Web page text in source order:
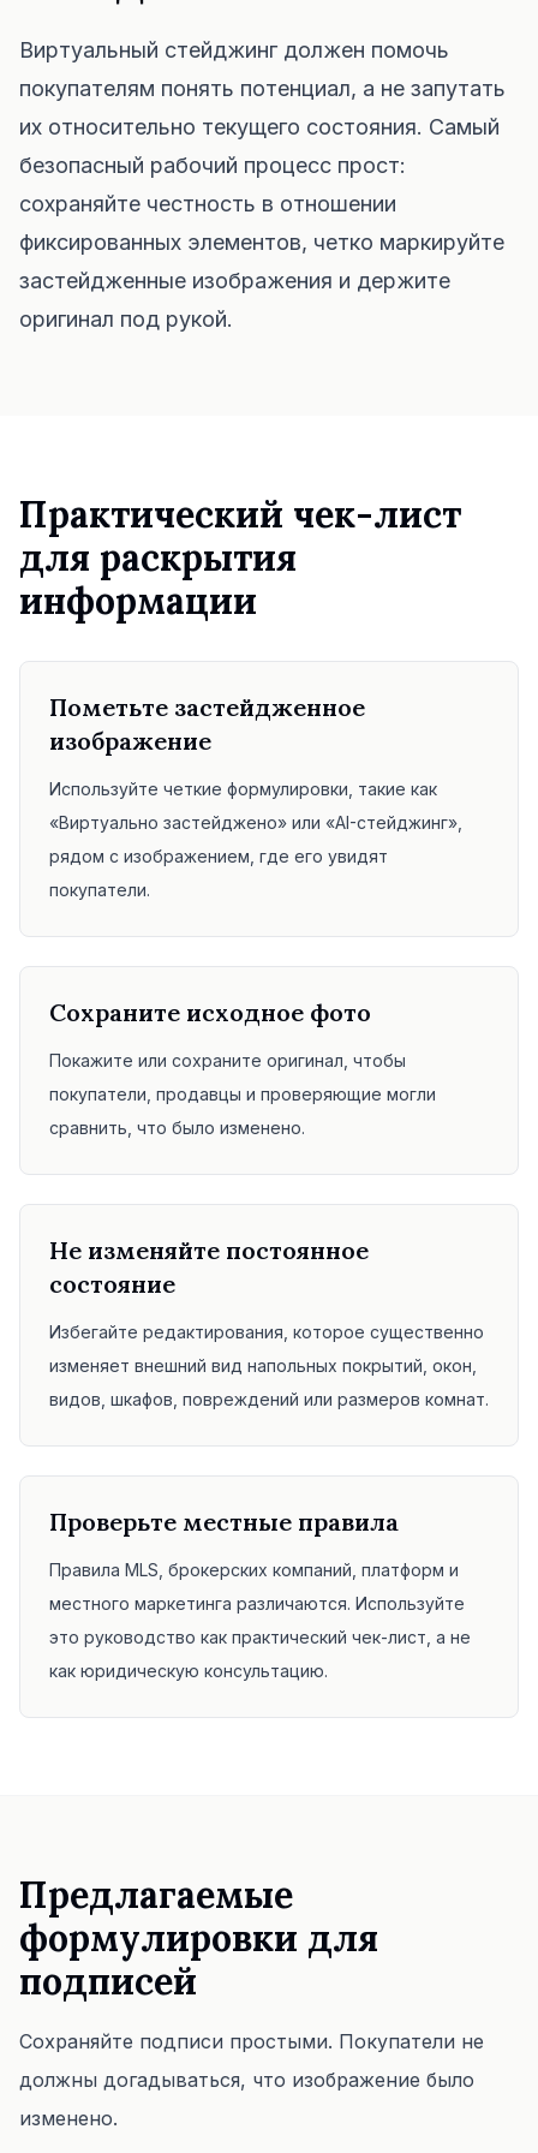
Проверьте проходы перед покупкой дивана или стола.
Маленькие пространства
Тарифы
Pro
🇷🇺Русский
Виртуальный стейджинг должен помочь
покупателям понять потенциал, а не запутать
их относительно текущего состояния. Самый
безопасный рабочий процесс прост:
сохраняйте честность в отношении
фиксированных элементов, четко маркируйте
застейдженные изображения и держите
оригинал под рукой.
Практический чек-лист
для раскрытия
информации
Пометьте застейдженное
изображение
Используйте четкие формулировки, такие как
«Виртуально застейджено» или «AI-стейджинг»,
рядом с изображением, где его увидят
покупатели.
Сохраните исходное фото
Покажите или сохраните оригинал, чтобы
покупатели, продавцы и проверяющие могли
сравнить, что было изменено.
Не изменяйте постоянное
состояние
Избегайте редактирования, которое существенно
изменяет внешний вид напольных покрытий, окон,
видов, шкафов, повреждений или размеров комнат.
Проверьте местные правила
Правила MLS, брокерских компаний, платформ и
местного маркетинга различаются. Используйте
это руководство как практический чек-лист, а не
как юридическую консультацию.
Предлагаемые
формулировки для
подписей
Сохраняйте подписи простыми. Покупатели не
должны догадываться, что изображение было
изменено.